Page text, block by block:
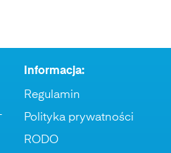
Informacja:
Regulamin
Polityka prywatności
RODO